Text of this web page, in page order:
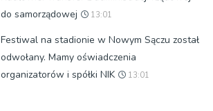
do samorządowej
13:01
Festiwal na stadionie w Nowym Sączu został
odwołany. Mamy oświadczenia
organizatorów i spółki NIK
13:01